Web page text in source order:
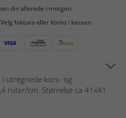
din allerede i morgen.
Velg faktura eller konto i kassen.
utregnede kors- og
ruter/cm. Størrelse ca 41x41